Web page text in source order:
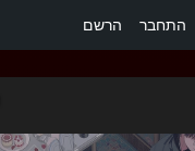
התחבר הרשם
content